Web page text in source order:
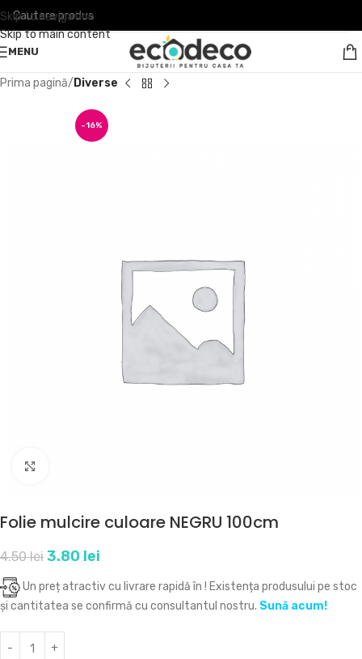
Skip to navigation
Skip to main content
MENU
Prima pagină Diverse
-16%
Folie mulcire culoare NEGRU 100cm
4.50lei 3.80 lei
Un preț atractiv cu livrare rapidă în ! Existența produsului pe stoc
și cantitatea se confirmă cu consultantul nostru. Sună acum!